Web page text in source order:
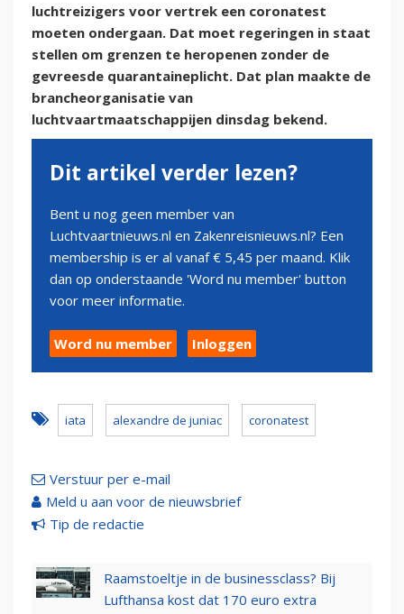
luchtreizigers voor vertrek een coronatest
moeten ondergaan. Dat moet regeringen in staat
stellen om grenzen te heropenen zonder de
gevreesde quarantaineplicht. Dat plan maakte de
brancheorganisatie van
luchtvaartmaatschappijen dinsdag bekend.
Dit artikel verder lezen?
Bent u nog geen member van
Luchtvaartnieuws.nl en Zakenreisnieuws.nl? Een
membership is er al vanaf € 5,45 per maand. Klik
dan op onderstaande 'Word nu member' button
voor meer informatie.
Word nu member Inloggen
iata alexandre de juniac coronatest
Verstuur per e-mail
Meld u aan voor de nieuwsbrief
Tip de redactie
Raamstoeltje in de businessclass? Bij
Lufthansa kost dat 170 euro extra